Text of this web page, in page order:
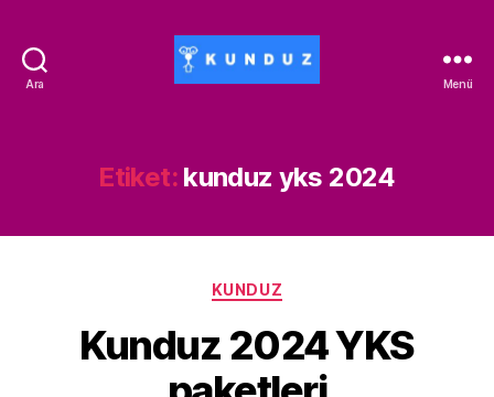
Ara
-
ALİSAN453T-
Menü
Etiket: kunduz yks 2024
Kategoriler
KUNDUZ
Kunduz 2024 YKS